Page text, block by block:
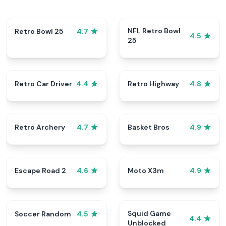
Retro Bowl 25 4.7
NFL Retro Bowl
25
4.5
Retro Car Driver 4.4 Retro Highway 4.8
Retro Archery 4.7 Basket Bros 4.9
Escape Road 2 4.6 Moto X3m 4.9
Soccer Random 4.5
Squid Game
Unblocked
4.4